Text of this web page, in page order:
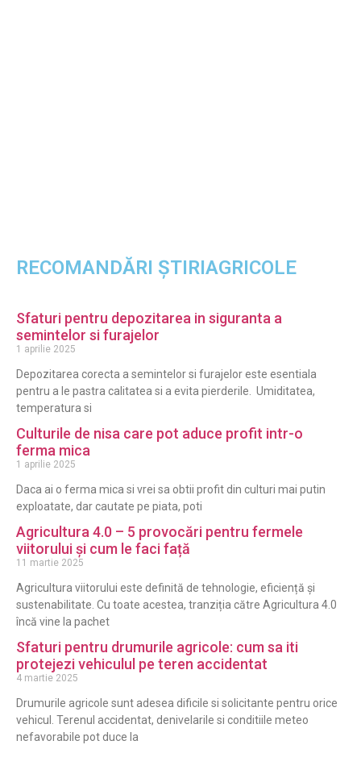
RECOMANDĂRI ȘTIRIAGRICOLE
Sfaturi pentru depozitarea in siguranta a
semintelor si furajelor
1 aprilie 2025
Depozitarea corecta a semintelor si furajelor este esentiala
pentru a le pastra calitatea si a evita pierderile. Umiditatea,
temperatura si
Culturile de nisa care pot aduce profit intr-o
ferma mica
1 aprilie 2025
Daca ai o ferma mica si vrei sa obtii profit din culturi mai putin
exploatate, dar cautate pe piata, poti
Agricultura 4.0 – 5 provocări pentru fermele
viitorului și cum le faci față
11 martie 2025
Agricultura viitorului este definită de tehnologie, eficiență și
sustenabilitate. Cu toate acestea, tranziția către Agricultura 4.0
încă vine la pachet
Sfaturi pentru drumurile agricole: cum sa iti
protejezi vehiculul pe teren accidentat
4 martie 2025
Drumurile agricole sunt adesea dificile si solicitante pentru orice
vehicul. Terenul accidentat, denivelarile si conditiile meteo
nefavorabile pot duce la